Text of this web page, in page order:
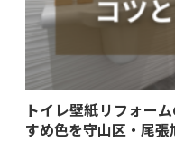
トイレ壁紙リフォー
すめ色を守山区・尾